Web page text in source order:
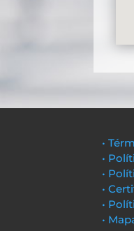
•
•
•
•
•
•